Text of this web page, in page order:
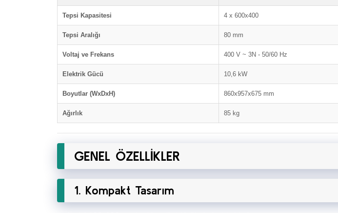
Tepsi Kapasitesi 4 x 600x400
Tepsi Aralığı 80 mm
Voltaj ve Frekans 400 V ~ 3N - 50/60 Hz
Elektrik Gücü 10,6 kW
Boyutlar (WxDxH) 860x957x675 mm
Ağırlık 85 kg
GENEL ÖZELLİKLER
1. Kompakt Tasarım